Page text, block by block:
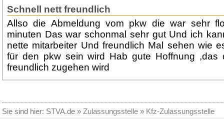
Schnell nett freundlich
Allso die Abmeldung vom pkw die war sehr
minuten Das war schonmal sehr gut Und ich
nette mitarbeiter Und freundlich Mal sehen wie
für den pkw sein wird Hab gute Hoffnung ,das
freundlich zugehen wird
Sie sind hier: STVA.de » Zulassungsstelle » Kfz-Zulassungsstelle